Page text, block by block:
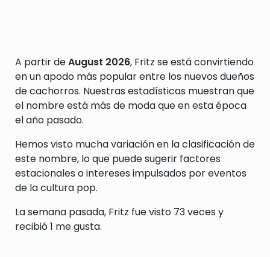
A partir deAugust 2026, Fritz se está convirtiendo
en un apodo más popular entre los nuevos dueños
de cachorros. Nuestras estadísticas muestran que
el nombre está más de moda que en esta época
el año pasado.
Hemos visto mucha variación en la clasificación de
este nombre, lo que puede sugerir factores
estacionales o intereses impulsados por eventos
de la cultura pop.
La semana pasada, Fritz fue visto 73 veces y
recibió 1 me gusta.